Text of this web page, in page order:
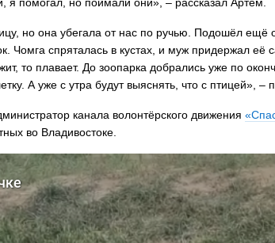
но она убегала от нас по ручью. Подошёл ещё
Чомга спряталась в кустах, и муж придержал её
то плавает. До зоопарка добрались уже по
А уже с утра будут выяснять, что с птицей», –
канала волонтёрского движения
во Владивостоке.